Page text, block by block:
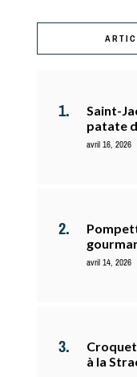
Saint-
patate
avril 16, 2026
avril 14, 2026
à la